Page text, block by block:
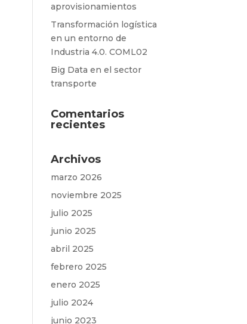
aprovisionamientos
Transformación logística
en un entorno de
Industria 4.0. COML02
Big Data en el sector
transporte
Comentarios
recientes
Archivos
marzo 2026
noviembre 2025
julio 2025
junio 2025
abril 2025
febrero 2025
enero 2025
julio 2024
junio 2023